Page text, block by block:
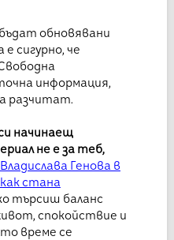
обновявани
е сигурно, че
информация,
разчитат.
начинаещ
не е за теб,
Генова в
стана
търсиш баланс
спокойствие и
време се